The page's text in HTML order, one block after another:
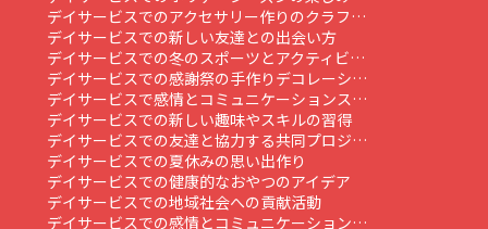
デイサービスでのアクセサリー作りのクラフ…
デイサービスでの新しい友達との出会い方
デイサービスでの冬のスポーツとアクティビ…
デイサービスでの感謝祭の手作りデコレーシ…
デイサービスで感情とコミュニケーションス…
デイサービスでの新しい趣味やスキルの習得
デイサービスでの友達と協力する共同プロジ…
デイサービスでの夏休みの思い出作り
デイサービスでの健康的なおやつのアイデア
デイサービスでの地域社会への貢献活動
デイサービスでの感情とコミュニケーション…